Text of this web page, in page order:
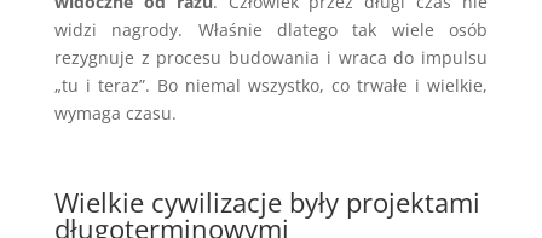
widzi nagrody. Właśnie dlatego tak wiele osób
rezygnuje z procesu budowania i wraca do impulsu
„tu i teraz”. Bo niemal wszystko, co trwałe i wielkie,
wymaga czasu.
Wielkie cywilizacje były projektami
długoterminowymi